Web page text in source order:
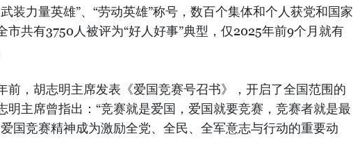
装力量英雄”、“劳动英雄”称号，数百个集体和个人获党和国家
市共有3750人被评为“好人好事”典型，仅2025年前9个月就有
前，胡志明主席发表《爱国竞赛号召书》，开启了全国范围的
明主席曾指出：“竞赛就是爱国，爱国就要竞赛，竞赛者就是最
国竞赛精神成为激励全党、全民、全军意志与行动的重要动